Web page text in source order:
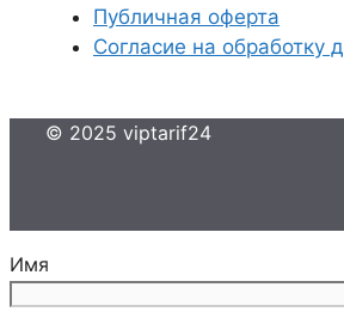
Публичная оферта
Согласие на обработку
© 2025 viptarif24
Имя